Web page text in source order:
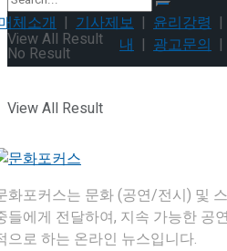
View All Result
No Result
View All Result
체소개 | 기사제보 | 윤리강령 |
내 | 광고문의 |
화포커스는 문화 (공연/전시) 및
들에게 전달하여, 지속 가능한 공
으로 하는 온라인 뉴스입니다.